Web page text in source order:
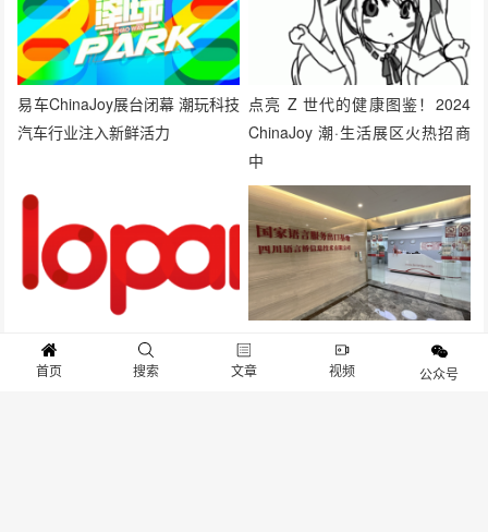
易车ChinaJoy展台闭幕 潮玩科技
汽车行业注入新鲜活力
点亮 Z 世代的健康图鉴！2024
ChinaJoy 潮·生活展区火热招商
中
YOLOPARK 携变形金刚新品登陆
2023 CJTS 潮流玩具展商
官宣来了！Lan-bridge
Communications 确认参展 2023
首页 搜索 文章 视频 公众号